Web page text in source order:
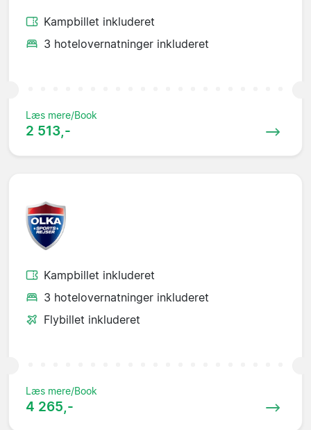
Kampbillet inkluderet
3 hotelovernatninger inkluderet
Læs mere/Book
2 513,-
Kampbillet inkluderet
3 hotelovernatninger inkluderet
Flybillet inkluderet
Læs mere/Book
4 265,-